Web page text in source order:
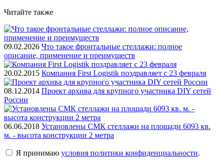
Читайте также
09.02.2026 Что такое фронтальные стеллажи: полное
описание, применение и преимуществ
20.02.2015 Компания First Logistik поздравляет с 23 февраля
08.12.2014 Проект архива для крупного участника DIY сетей
России
06.06.2018 Установлены СМК стеллажи на площади 6093 кв.
м. - высота конструкции 2 метра
Я принимаю условия политики конфиденциальности.